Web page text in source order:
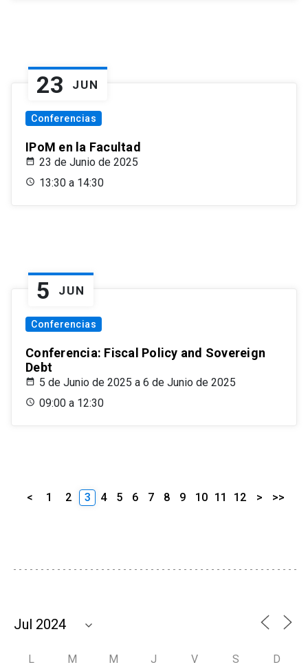
23 JUN
Conferencias
IPoM en la Facultad
23 de Junio de 2025
13:30 a 14:30
5 JUN
Conferencias
Conferencia: Fiscal Policy and Sovereign
Debt
5 de Junio de 2025 a 6 de Junio de 2025
09:00 a 12:30
< 1 2 3 4 5 6 7 8 9 10 11 12 > >>
L M M J V S D